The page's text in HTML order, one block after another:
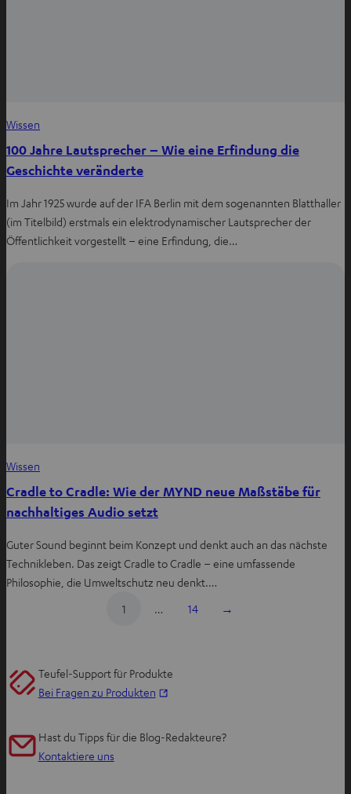
Wissen
100 Jahre Lautsprecher – Wie eine Erfindung die
Geschichte veränderte
Im Jahr 1925 wurde auf der IFA Berlin mit dem sogenannten Blatthaller
(im Titelbild) erstmals ein elektrodynamischer Lautsprecher der
Öffentlichkeit vorgestellt – eine Erfindung, die…
Wissen
Cradle to Cradle: Wie der MYND neue Maßstäbe für
nachhaltiges Audio setzt
Guter Sound beginnt beim Konzept und denkt auch an das nächste
Technikleben. Das zeigt Cradle to Cradle – eine umfassende
Philosophie, die Umweltschutz neu denkt.…
1
… 14 →
Teufel-Support für Produkte
Bei Fragen zu Produkten
Hast du Tipps für die Blog-Redakteure?
Kontaktiere uns